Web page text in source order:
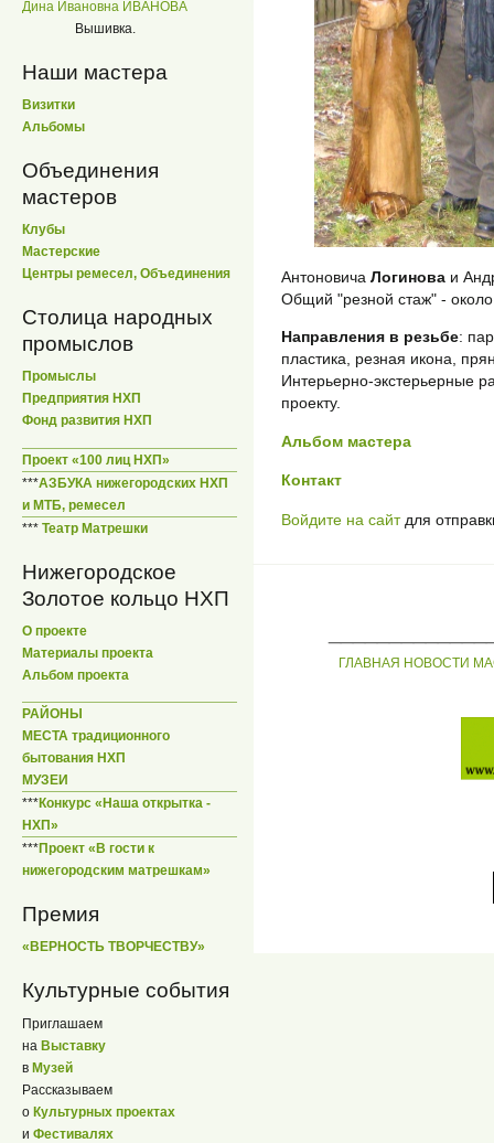
Дина Ивановна ИВАНОВА
Вышивка.
Наши мастера
Визитки
Альбомы
Объединения
мастеров
Клубы
Мастерские
Центры ремесел, Объединения
Столица народных
промыслов
Промыслы
Предприятия НХП
Фонд развития НХП
Проект «100 лиц НХП»
***АЗБУКА нижегородских НХП
и МТБ, ремесел
*** Театр Матрешки
Нижегородское
Золотое кольцо НХП
О проекте
Материалы проекта
Альбом проекта
РАЙОНЫ
МЕСТА традиционного
бытования НХП
МУЗЕИ
***Конкурс «Наша открытка -
НХП»
***Проект «В гости к
нижегородским матрешкам»
Премия
«ВЕРНОСТЬ ТВОРЧЕСТВУ»
Культурные события
Приглашаем
на Выставку
в Музей
Рассказываем
о Культурных проектах
и Фестивалях
Антоновича Логинова и
Общий "резной стаж" - около
Направления в резьбе:
пластика, резная икона,
Интерьерно-экстерьерные
проекту.
Альбом мастера
Контакт
Войдите на сайтдля
ГЛАВНАЯ НОВОСТИ